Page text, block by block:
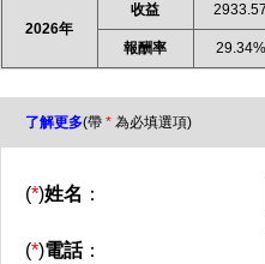
2026年
收益 2933.57
報酬率 29.34%
了解更多(帶 * 為必填選項)
(*)姓名 ：
(*)電話：